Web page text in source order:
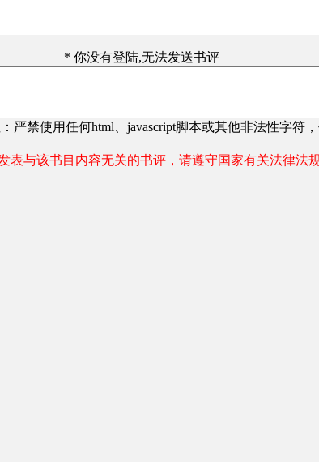
* 你没有登陆,无法发送书评
严禁使用任何html、javascript脚本或其他非法性字符
表与该书目内容无关的书评，请遵守国家有关法律法